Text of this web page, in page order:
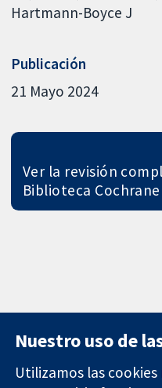
Hartmann-Boyce J
Publicación
21 Mayo 2024
Ver la revisión
Biblioteca Cochrane
Nuestro uso de
Utilizamos las